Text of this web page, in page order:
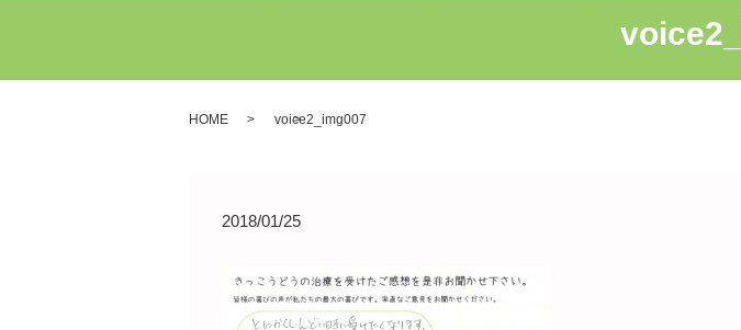
HOME voice2_img007
2018/01/25